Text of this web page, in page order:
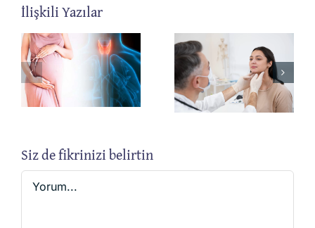
İlişkili Yazılar
Hiperparatiroidi Paratiroid
Siz de fikrinizi belirtin
Yorum